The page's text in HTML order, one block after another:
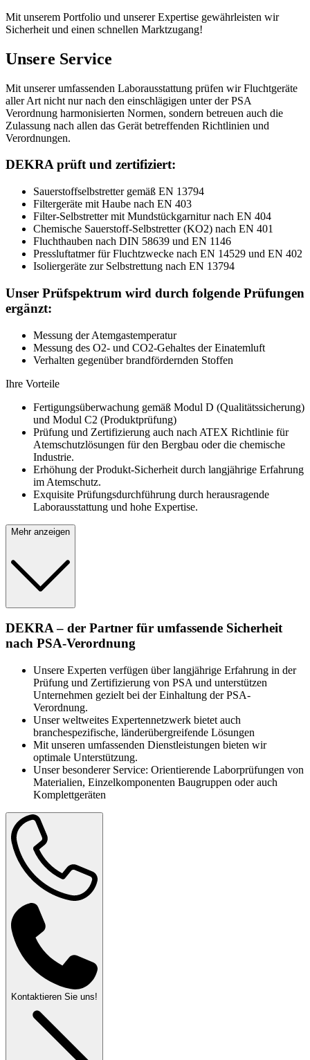
Mit unserem Portfolio und unserer Expertise gewährleisten wir
Sicherheit und einen schnellen Marktzugang!
Unsere Service
Mit unserer umfassenden Laborausstattung prüfen wir Fluchtgeräte
aller Art nicht nur nach den einschlägigen unter der PSA
Verordnung harmonisierten Normen, sondern betreuen auch die
Zulassung nach allen das Gerät betreffenden Richtlinien und
Verordnungen.
DEKRA prüft und zertifiziert:
Sauerstoffselbstretter gemäß EN 13794
Filtergeräte mit Haube nach EN 403
Filter-Selbstretter mit Mundstückgarnitur nach EN 404
Chemische Sauerstoff-Selbstretter (KO2) nach EN 401
Fluchthauben nach DIN 58639 und EN 1146
Pressluftatmer für Fluchtzwecke nach EN 14529 und EN 402
Isoliergeräte zur Selbstrettung nach EN 13794
Unser Prüfspektrum wird durch folgende Prüfungen
ergänzt:
Messung der Atemgastemperatur
Messung des O2- und CO2-Gehaltes der Einatemluft
Verhalten gegenüber brandfördernden Stoffen
Ihre Vorteile
Fertigungsüberwachung gemäß Modul D (Qualitätssicherung)
und Modul C2 (Produktprüfung)
Prüfung und Zertifizierung auch nach ATEX Richtlinie für
Atemschutzlösungen für den Bergbau oder die chemische
Industrie.
Erhöhung der Produkt-Sicherheit durch langjährige Erfahrung
im Atemschutz.
Exquisite Prüfungsdurchführung durch herausragende
Laborausstattung und hohe Expertise.
Mehr anzeigen
DEKRA – der Partner für umfassende Sicherheit
nach PSA-Verordnung
Unsere Experten verfügen über langjährige Erfahrung in der
Prüfung und Zertifizierung von PSA und unterstützen
Unternehmen gezielt bei der Einhaltung der PSA-
Verordnung.
Unser weltweites Expertennetzwerk bietet auch
branchespezifische, länderübergreifende Lösungen
Mit unseren umfassenden Dienstleistungen bieten wir
optimale Unterstützung.
Unser besonderer Service: Orientierende Laborprüfungen von
Materialien, Einzelkomponenten Baugruppen oder auch
Komplettgeräten
Kontaktieren Sie uns!